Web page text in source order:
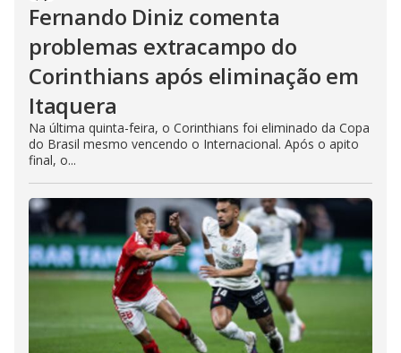
Fernando Diniz comenta
problemas extracampo do
Corinthians após eliminação em
Itaquera
Na última quinta-feira, o Corinthians foi eliminado da Copa
do Brasil mesmo vencendo o Internacional. Após o apito
final, o...